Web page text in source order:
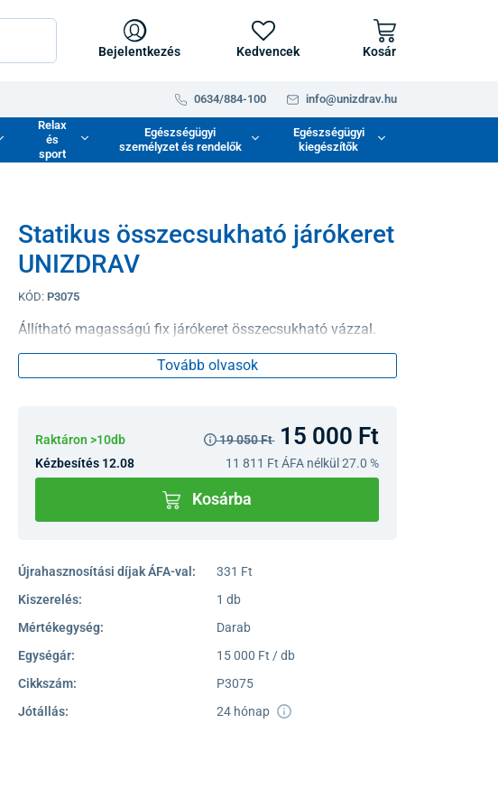
Bejelentkezés Kedvencek Kosár
0634/884-100 info@unizdrav.hu
Relax
és
sport
Egészségügyi
személyzet és rendelők
Egészségügyi
kiegészítők
Statikus összecsukható járókeret
UNIZDRAV
KÓD: P3075
Állítható magasságú fix járókeret összecsukható vázzal.
Tovább olvasok
Raktáron >10db 19 050 Ft 15 000 Ft
Kézbesítés 12.08 11 811 Ft ÁFA nélkül 27.0 %
Kosárba
Újrahasznosítási díjak ÁFA-val:
331 Ft
Kiszerelés:
1 db
Mértékegység:
Darab
Egységár:
15 000 Ft / db
Cikkszám:
P3075
Jótállás:
24 hónap